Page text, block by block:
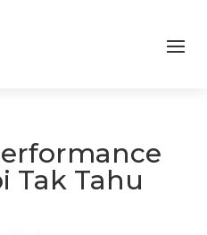
Tak Tahu